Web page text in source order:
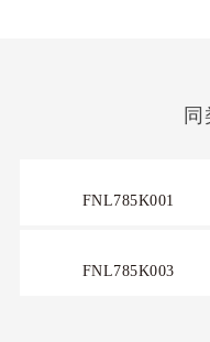
FNL785K001
FNL785K003